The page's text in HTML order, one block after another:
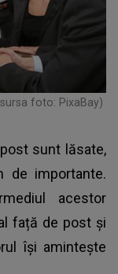
foto: PixaBay)
sunt lăsate,
de importante.
acestor
față de post și
își amintește